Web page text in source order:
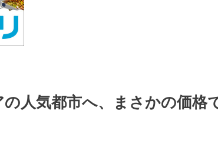
人気都市へ、まさかの価格